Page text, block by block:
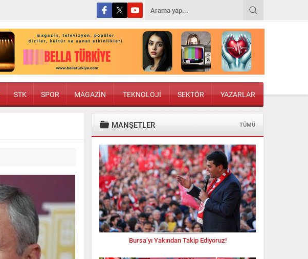
STK SPOR MAGAZİN TEKNOLOJİ SEKTÖR YAZARLAR
MANŞETLER TÜMÜ
Bursa’yı Yakından Takip Ediyoruz!